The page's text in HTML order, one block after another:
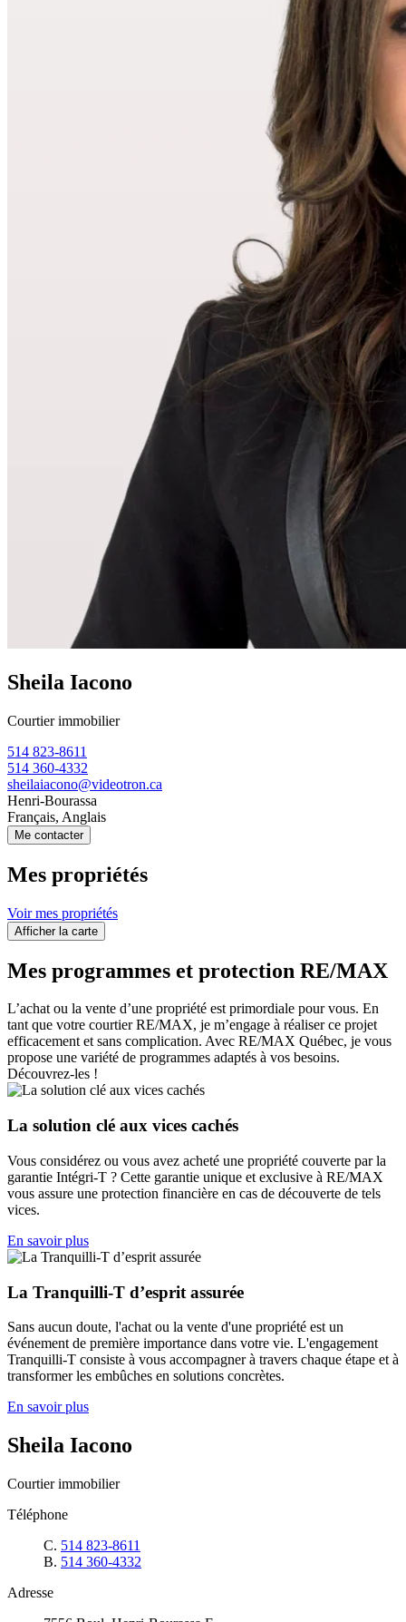
Sheila Iacono
Courtier immobilier
514 823-8611
514 360-4332
sheilaiacono@videotron.ca
Henri-Bourassa
Français, Anglais
Me contacter
Mes propriétés
Voir mes propriétés
Afficher la carte
Mes programmes et protection RE/MAX
L’achat ou la vente d’une propriété est primordiale pour vous. En
tant que votre courtier RE/MAX, je m’engage à réaliser ce projet
efficacement et sans complication. Avec RE/MAX Québec, je vous
propose une variété de programmes adaptés à vos besoins.
Découvrez-les !
La solution clé aux vices cachés
Vous considérez ou vous avez acheté une propriété couverte par la
garantie Intégri-T ? Cette garantie unique et exclusive à RE/MAX
vous assure une protection financière en cas de découverte de tels
vices.
En savoir plus
La Tranquilli-T d’esprit assurée
Sans aucun doute, l'achat ou la vente d'une propriété est un
événement de première importance dans votre vie. L'engagement
Tranquilli-T consiste à vous accompagner à travers chaque étape et à
transformer les embûches en solutions concrètes.
En savoir plus
Sheila Iacono
Courtier immobilier
Téléphone
C. 514 823-8611
B. 514 360-4332
Adresse